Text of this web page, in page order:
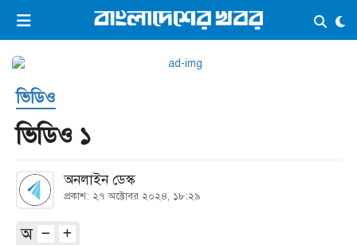
ভিডিও ই-পেপার লগইন ×
প্রচ্ছদ
কনভার্টার
ভিডিও
ভিডিও ১
অনলাইন ডেস্ক
প্রকাশ: ২৭ অক্টোবর ২০২৪, ১৮:২৯
অ